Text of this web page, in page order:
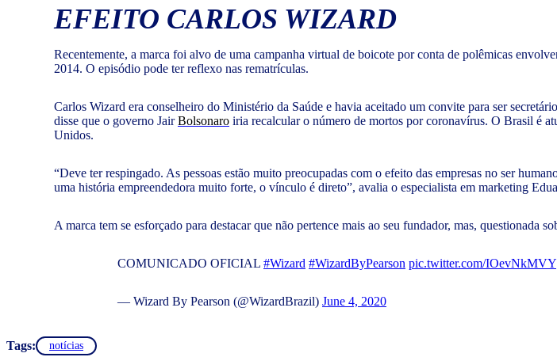
EFEITO CARLOS WIZARD
Recentemente, a marca foi alvo de uma campanha virtual de boicote por conta de polêmicas
2014. O episódio pode ter reflexo nas rematrículas.
Carlos Wizard era conselheiro do Ministério da Saúde e havia aceitado um convite para ser
disse que o governo JairBolsonaro iria recalcular o número de mortos por coronavírus. O Brasil é
Unidos.
“Deve ter respingado. As pessoas estão muito preocupadas com o efeito das empresas no ser
uma história empreendedora muito forte, o vínculo é direto”, avalia o especialista em marketing
A marca tem se esforçado para destacar que não pertence mais ao seu fundador, mas, questionada
COMUNICADO OFICIAL #Wizard #WizardByPearson pic.twitter.com/
— Wizard By Pearson (@WizardBrazil) June 4, 2020
Tags: notícias